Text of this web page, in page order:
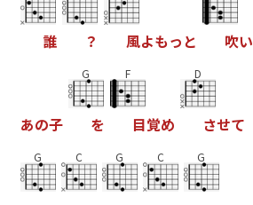
誰 ？ 風よもっ と 吹い
あの子
G
を
F
目覚め
D
させて
G C G C G